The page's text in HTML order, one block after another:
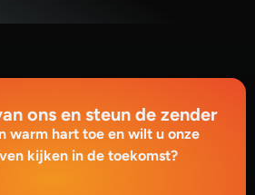
ons en steun de zender
warm hart toe en wilt u onze
kijken in de toekomst?